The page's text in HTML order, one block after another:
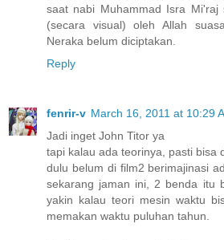
saat nabi Muhammad Isra Mi'raj
(secara visual) oleh Allah
Neraka belum diciptakan.
Reply
fenrir-v March 16, 2011 at 10:29
Jadi inget John Titor ya
tapi kalau ada teorinya, pasti bisa
dulu belum di film2 berimajinasi
sekarang jaman ini, 2 benda itu
yakin kalau teori mesin waktu
memakan waktu puluhan tahun.